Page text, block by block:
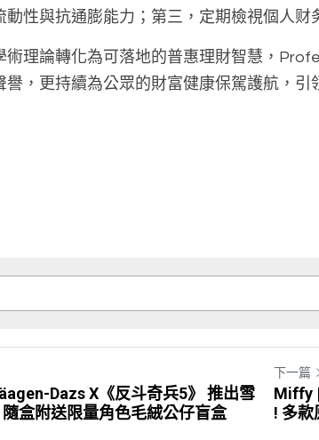
動性與抗通膨能力；第三，定期檢視個人财
術理論轉化為可落地的普惠理財智慧，
譽，更持續為公眾的財富健康保駕護航，
Dazs X《反斗奇兵5》 推出雪
盒附送限量角色毛絨公仔盲盒
下一篇
Miffy
! 多款